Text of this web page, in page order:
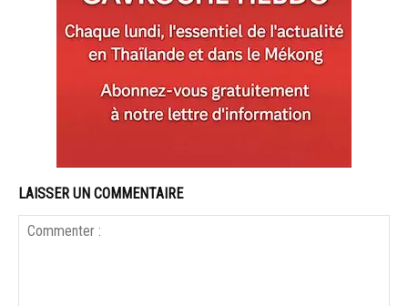
LAISSER UN COMMENTAIRE